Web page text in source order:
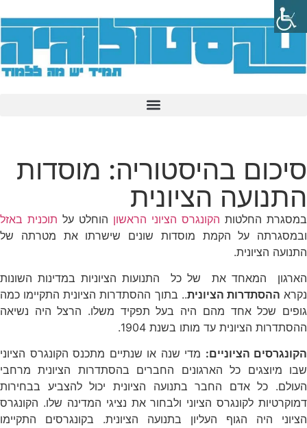
סיכום בהיסטוריה: מוסדות
התנועה הציונית
במסגרת החלטות הקונגרס הציוני הראשון הוחלט על תוכנית באזל
ובמסגרתה על הקמת מוסדות שונים שישרתו את מטרתה של
התנועה הציונית.
הארגון המאחד את של כל התנועות הציוניות במדינות השונות
נקרא ההסתדרות הציונית.. בתוך ההסתדרות הציונית התקיימו כמה
גופים שכל אחד מהם היה בעל תפקיד משלו. הרצל היה נשיאה
ההסתדרות הציונית עד מותו בשנת 1904.
הקונגרסים הציוניים: מדי שנה או שנתיים מתכנס הקונגרס הציוני
שבו מיוצגים כל הארגונים החברים בהסתדרות הציונית מרחבי
העולם. כל אדם החבר בתנועה הציונית יכול להצביע בבחירות
דמוקרטיות לקונגרס הציוני ולבחור את נציגי המדינה שלו. הקונגרס
הציוני היה הגוף העליון בתנועה הציונית. בקונגרסים התקיימו